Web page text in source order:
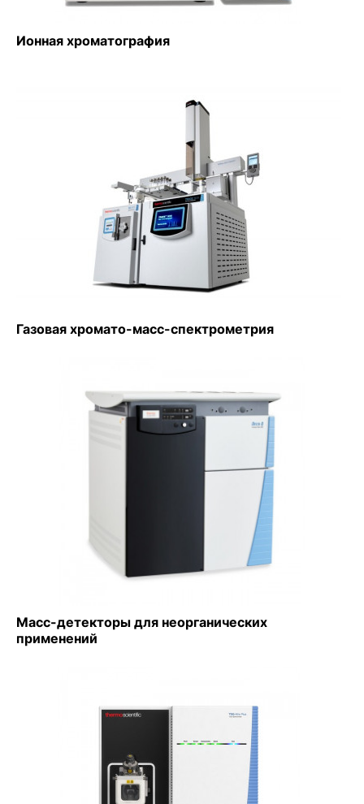
Ионная хроматография
Газовая хромато-масс-спектрометрия
Масс-детекторы для неорганических
применений